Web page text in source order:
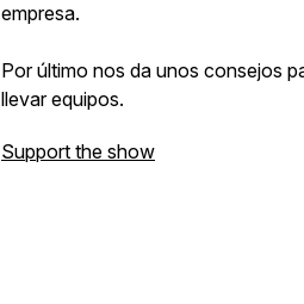
empresa.
Por último nos da unos consejos
llevar equipos.
Support the show